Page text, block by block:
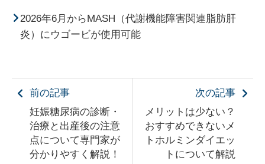
2026年6月からMASH（代謝機能障害関連脂肪肝
炎）にウゴービが使用可能
前の記事
妊娠糖尿病の診断・
治療と出産後の注意
点について専門家が
分かりやすく解説！
次の記事
メリットは少ない？
おすすめできないメ
トホルミンダイエッ
トについて解説